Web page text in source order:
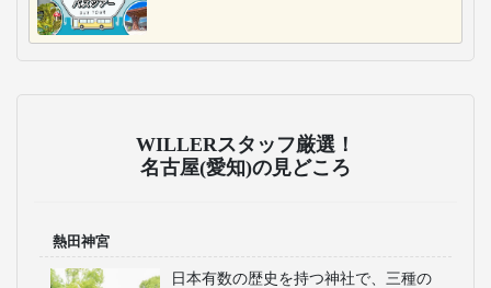
WILLERスタッフ厳選！
名古屋(愛知)の見どころ
熱田神宮
日本有数の歴史を持つ神社で、三種の